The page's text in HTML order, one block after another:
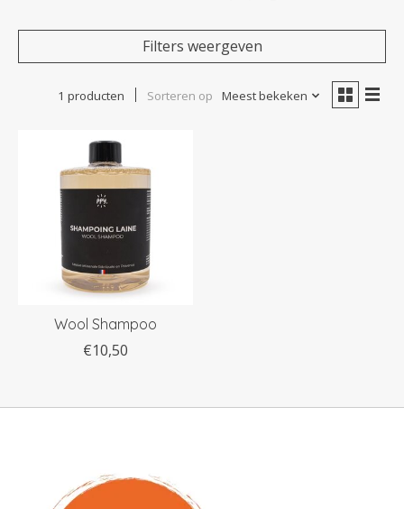
Filters weergeven
1 producten Sorteren op Meest bekeken
Wool Shampoo
€10,50